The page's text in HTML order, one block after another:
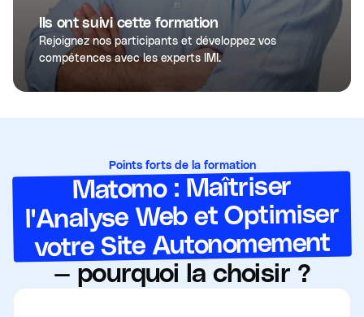
Ils ont suivi cette formation
Rejoignez nos participants et développez vos
compétences avec les experts IMI.
Points forts de la formation
Matomo : Maîtriser
l'Analyse Web et Optimiser
votre Site Autonomement
— pourquoi la choisir ?